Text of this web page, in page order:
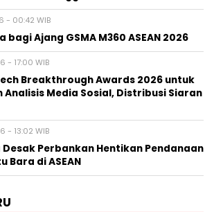
- 00:42 WIB
bagi Ajang GSMA M360 ASEAN 2026
- 17:00 WIB
Breakthrough Awards 2026 untuk
Analisis Media Sosial, Distribusi Siaran
- 13:02 WIB
Desak Perbankan Hentikan Pendanaan
Bara di ASEAN